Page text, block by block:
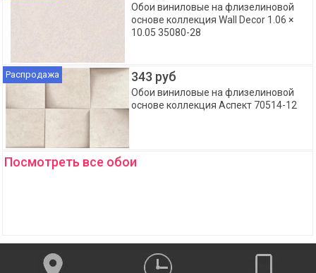
Обои виниловые на флизелиновой
основе коллекция Wall Decor 1.06 ×
10.05 35080-28
Распродажа 343 руб
Обои виниловые на флизелиновой
основе коллекция Аспект 70514-12
Посмотреть все обои